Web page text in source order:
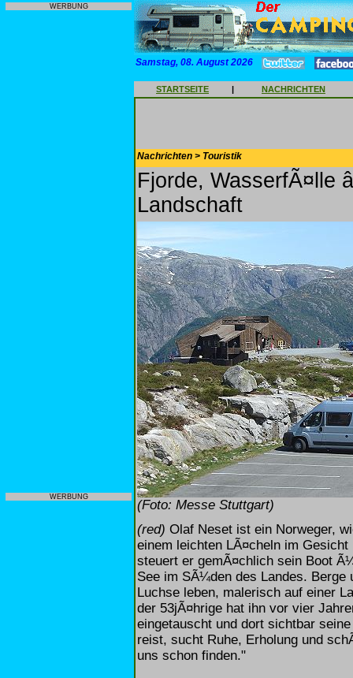
WERBUNG
WERBUNG
Samstag, 08. August 2026
STARTSEITE | NACHRICHTEN
Nachrichten > Touristik
Fjorde, WasserfÃ¤lle
Landschaft
(Foto: Messe Stuttgart)
(red) Olaf Neset ist ein Norweger,
einem leichten LÃ¤cheln im
steuert er gemÃ¤chlich sein Boot
See im SÃ¼den des Landes. Berge
Luchse leben, malerisch auf einer
der 53jÃ¤hrige hat ihn vor vier
eingetauscht und dort sichtbar
reist, sucht Ruhe, Erholung und
uns schon finden."